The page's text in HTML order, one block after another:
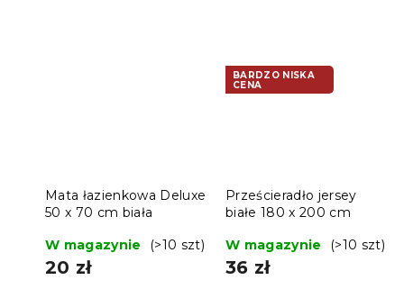
Mata łazienkowa Deluxe
50 x 70 cm biała
W magazynie
(>10 szt)
20 zł
BARDZO NISKA
CENA
Prześcieradło jersey
białe 180 x 200 cm
W magazynie
(>10 szt)
36 zł